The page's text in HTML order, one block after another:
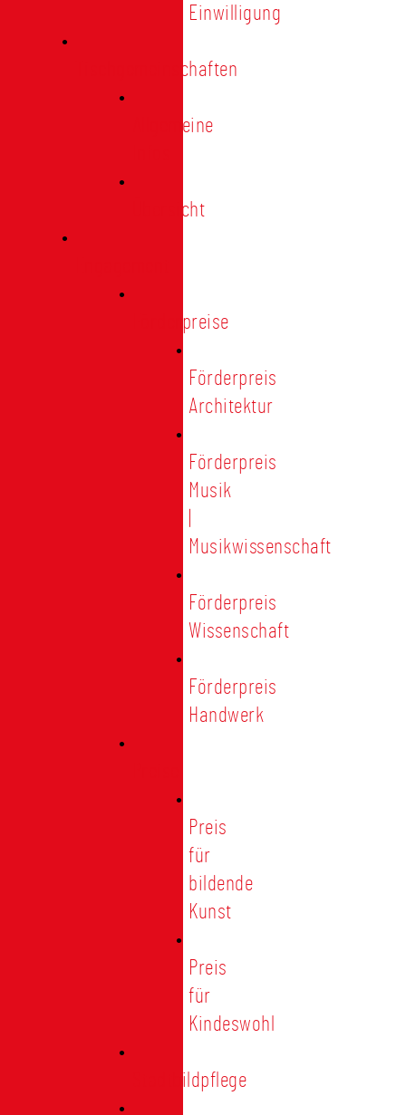
Einwilligung
Tischgemeinschaften
Allgemeine
Übersicht
Förderpreise
Förderpreis
Architektur
Förderpreis
Musik
Musikwissenschaft
Förderpreis
Wissenschaft
Förderpreis
Handwerk
Preis
für
bildende
Kunst
Preis
für
Kindeswohl
Stadtbildpflege